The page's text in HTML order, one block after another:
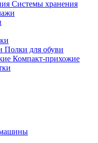
Системы хранения
Полки для обуви
Компакт-прихожие